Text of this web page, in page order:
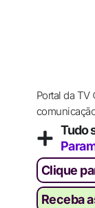
Portal da
Tudo
Clique
Receba